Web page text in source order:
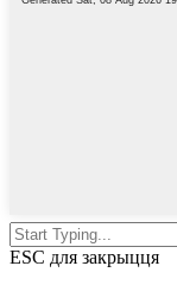
ESC для закрыцця